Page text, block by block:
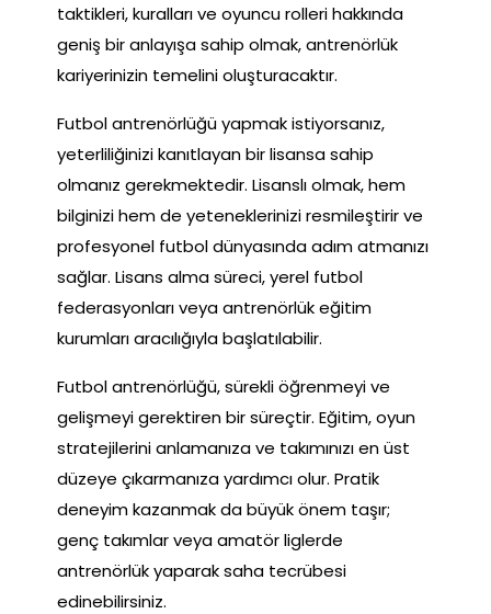
taktikleri, kuralları ve oyuncu rolleri hakkında
geniş bir anlayışa sahip olmak, antrenörlük
kariyerinizin temelini oluşturacaktır.
Futbol antrenörlüğü yapmak istiyorsanız,
yeterliliğinizi kanıtlayan bir lisansa sahip
olmanız gerekmektedir. Lisanslı olmak, hem
bilginizi hem de yeteneklerinizi resmileştirir ve
profesyonel futbol dünyasında adım atmanızı
sağlar. Lisans alma süreci, yerel futbol
federasyonları veya antrenörlük eğitim
kurumları aracılığıyla başlatılabilir.
Futbol antrenörlüğü, sürekli öğrenmeyi ve
gelişmeyi gerektiren bir süreçtir. Eğitim, oyun
stratejilerini anlamanıza ve takımınızı en üst
düzeye çıkarmanıza yardımcı olur. Pratik
deneyim kazanmak da büyük önem taşır;
genç takımlar veya amatör liglerde
antrenörlük yaparak saha tecrübesi
edinebilirsiniz.